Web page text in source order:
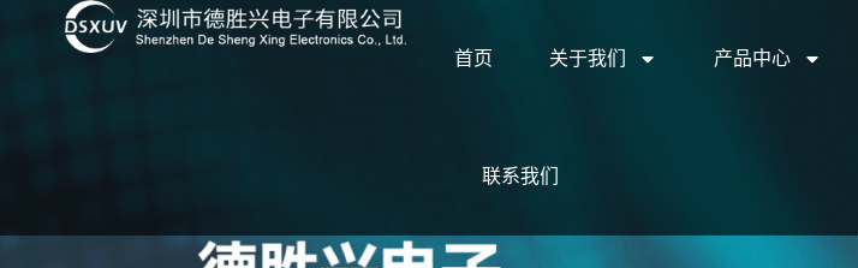
首页 关于我们 产品中心
联系我们